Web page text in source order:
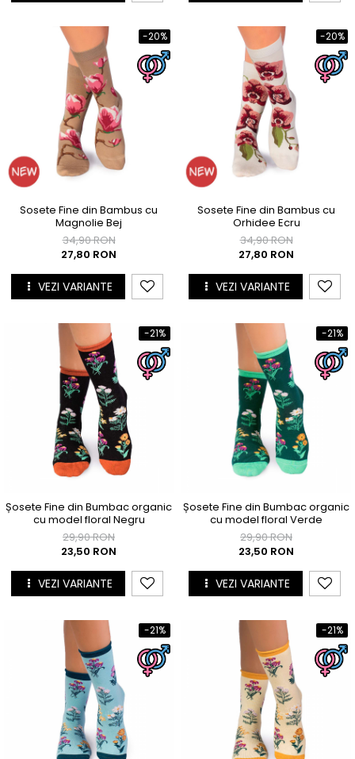
Drumetie
Sosete sport
Sosete medicinale
Sosete termice
-20%
Sosete Fine din Bambus cu
Magnolie Bej
34,90 RON
27,80 RON
VEZI VARIANTE
-20%
Sosete Fine din Bambus cu
Orhidee Ecru
34,90 RON
27,80 RON
VEZI VARIANTE
-21%
Șosete Fine din Bumbac organic
cu model floral Negru
29,90 RON
23,50 RON
VEZI VARIANTE
-21%
Șosete Fine din Bumbac organic
cu model floral Verde
29,90 RON
23,50 RON
VEZI VARIANTE
-21% -21%